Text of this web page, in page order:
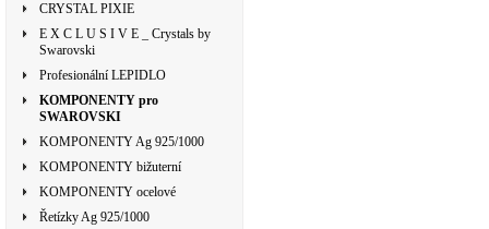
CRYSTAL PIXIE
E X C L U S I V E _ Crystals by
Swarovski
Profesionální LEPIDLO
KOMPONENTY pro
SWAROVSKI
KOMPONENTY Ag 925/1000
KOMPONENTY bižuterní
KOMPONENTY ocelové
Řetízky Ag 925/1000